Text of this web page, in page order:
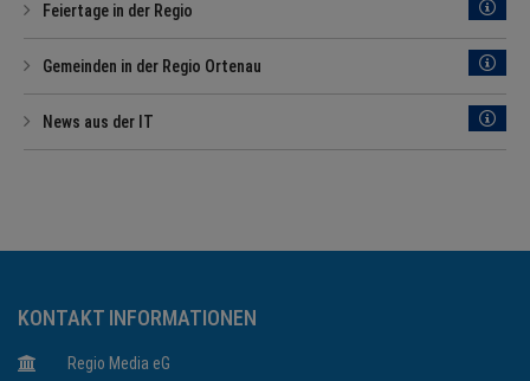
Feiertage in der Regio
Gemeinden in der Regio Ortenau
News aus der IT
KONTAKT INFORMATIONEN
Regio Media eG